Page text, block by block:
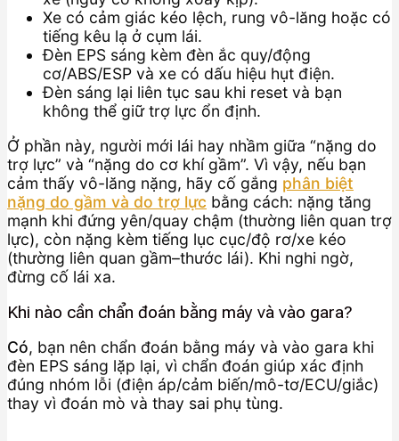
Xe có cảm giác kéo lệch, rung vô-lăng hoặc có
tiếng kêu lạ ở cụm lái.
Đèn EPS sáng kèm đèn ắc quy/động
cơ/ABS/ESP và xe có dấu hiệu hụt điện.
Đèn sáng lại liên tục sau khi reset và bạn
không thể giữ trợ lực ổn định.
Ở phần này, người mới lái hay nhầm giữa “nặng do
trợ lực” và “nặng do cơ khí gầm”. Vì vậy, nếu bạn
cảm thấy vô-lăng nặng, hãy cố gắng phân biệt
nặng do gầm và do trợ lực bằng cách: nặng tăng
mạnh khi đứng yên/quay chậm (thường liên quan trợ
lực), còn nặng kèm tiếng lục cục/độ rơ/xe kéo
(thường liên quan gầm–thước lái). Khi nghi ngờ,
đừng cố lái xa.
Khi nào cần chẩn đoán bằng máy và vào gara?
Có, bạn nên chẩn đoán bằng máy và vào gara khi
đèn EPS sáng lặp lại, vì chẩn đoán giúp xác định
đúng nhóm lỗi (điện áp/cảm biến/mô-tơ/ECU/giắc)
thay vì đoán mò và thay sai phụ tùng.